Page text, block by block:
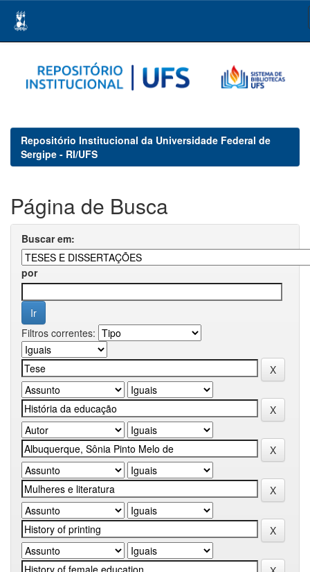
navigation
Repositório Institucional da Universidade Federal de
Sergipe - RI/UFS
Página de Busca
Buscar em:
por
Filtros correntes: